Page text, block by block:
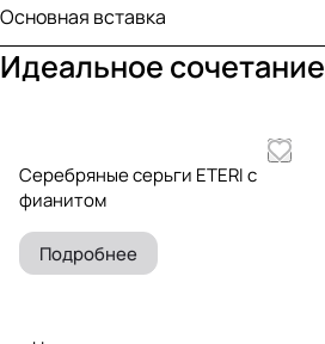
Основная вставка
Идеальное сочетание
Серебряные серьги ETERI с
фианитом
Подробнее